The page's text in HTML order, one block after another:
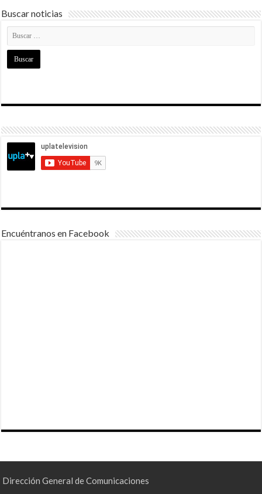
Buscar noticias
Encuéntranos en Facebook
Dirección General de Comunicaciones